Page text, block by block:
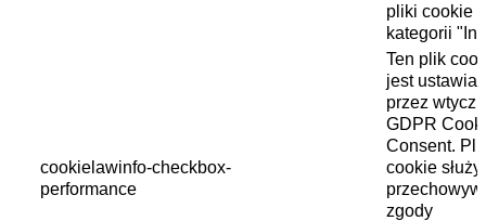
pliki cookie
kategorii
cookielawinfo-checkbox-
performance
Ten plik
jest
przez
GDPR
Consent.
cookie służy
zgody